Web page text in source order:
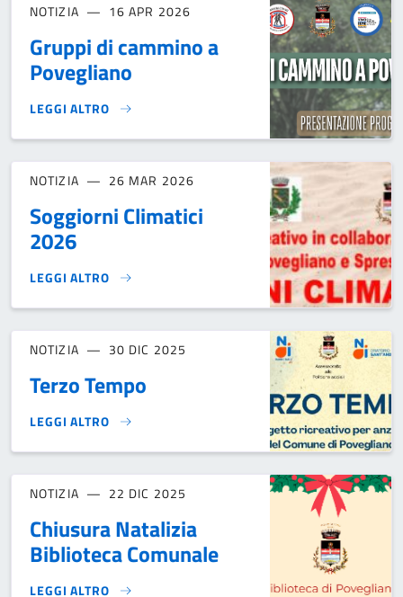
NOTIZIA 16 APR 2026
Gruppi di cammino a
Povegliano
LEGGI ALTRO
GRUPPI DI CAMMINO A POVEGLIANO}
NOTIZIA 26 MAR 2026
Soggiorni Climatici
2026
LEGGI ALTRO
SOGGIORNI CLIMATICI 2026}
NOTIZIA 30 DIC 2025
Terzo Tempo
LEGGI ALTRO
TERZO TEMPO}
NOTIZIA 22 DIC 2025
Chiusura Natalizia
Biblioteca Comunale
LEGGI ALTRO